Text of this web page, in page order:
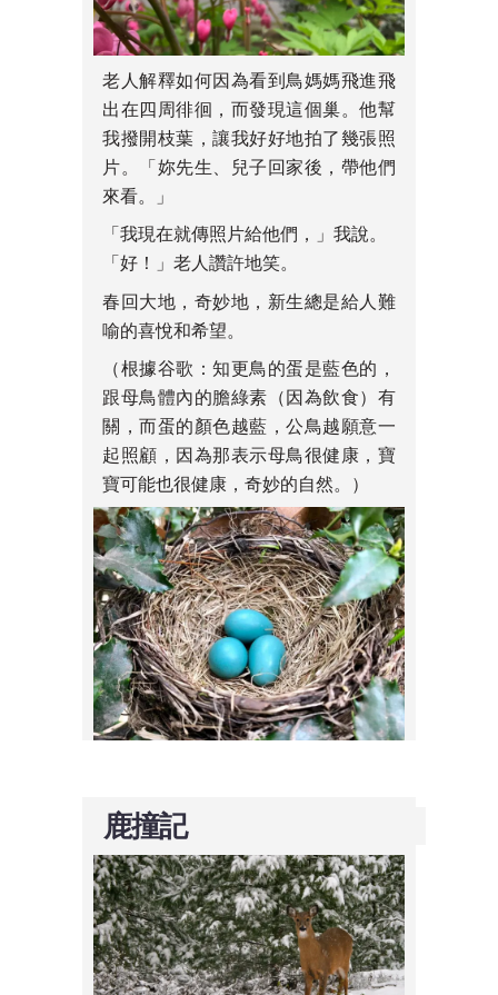
老人解釋如何因為看到鳥媽媽飛進飛
出在四周徘徊，而發現這個巢。他幫
我撥開枝葉，讓我好好地拍了幾張照
片。「妳先生、兒子回家後，帶他們
來看。」
「我現在就傳照片給他們，」我說。
「好！」老人讚許地笑。
春回大地，奇妙地，新生總是給人難
喻的喜悅和希望。
（根據谷歌：知更鳥的蛋是藍色的，
跟母鳥體內的膽綠素（因為飲食）有
關，而蛋的顏色越藍，公鳥越願意一
起照顧，因為那表示母鳥很健康，寶
寶可能也很健康，奇妙的自然。）
鹿撞記